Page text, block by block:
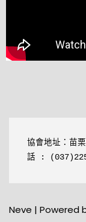
協會地址： 苗
話 :
Neve | Powered